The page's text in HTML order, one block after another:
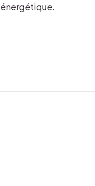
énergétique.